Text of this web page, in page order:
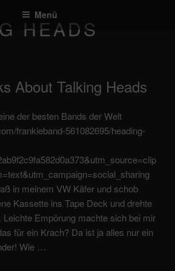
Menü
HEADS
About Talking Heads
der besten Bands der Welt
frankieband-561082695/heading-
in meinem VW Käfer und schob
Kassette ins Tape Deck und drehte
Leichte Empörung machte sich bei mir
für ein Krach? Da ist ja alles nur ein
Wie …